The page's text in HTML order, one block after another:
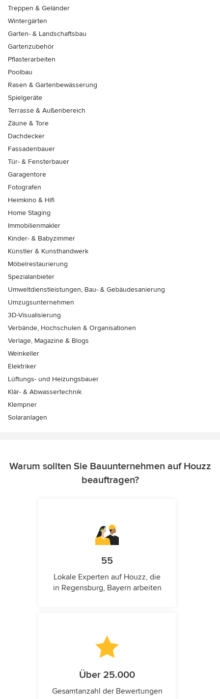
Treppen & Geländer
Wintergärten
Garten- & Landschaftsbau
Gartenzubehör
Pflasterarbeiten
Poolbau
Rasen & Gartenbewässerung
Spielgeräte
Terrasse & Außenbereich
Zäune & Tore
Dachdecker
Fassadenbauer
Tür- & Fensterbauer
Garagentore
Fotografen
Heimkino & Hifi
Home Staging
Immobilienmakler
Kinder- & Babyzimmer
Künstler & Kunsthandwerk
Möbelrestaurierung
Spezialanbieter
Umweltdienstleistungen, Bau- & Gebäudesanierung
Umzugsunternehmen
3D-Visualisierung
Verbände, Hochschulen & Organisationen
Verlage, Magazine & Blogs
Weinkeller
Elektriker
Lüftungs- und Heizungsbauer
Klär- & Abwassertechnik
Klempner
Solaranlagen
Warum sollten Sie Bauunternehmen auf Houzz
beauftragen?
55
Lokale Experten auf Houzz, die
in Regensburg, Bayern arbeiten
Über 25.000
Gesamtanzahl der Bewertungen